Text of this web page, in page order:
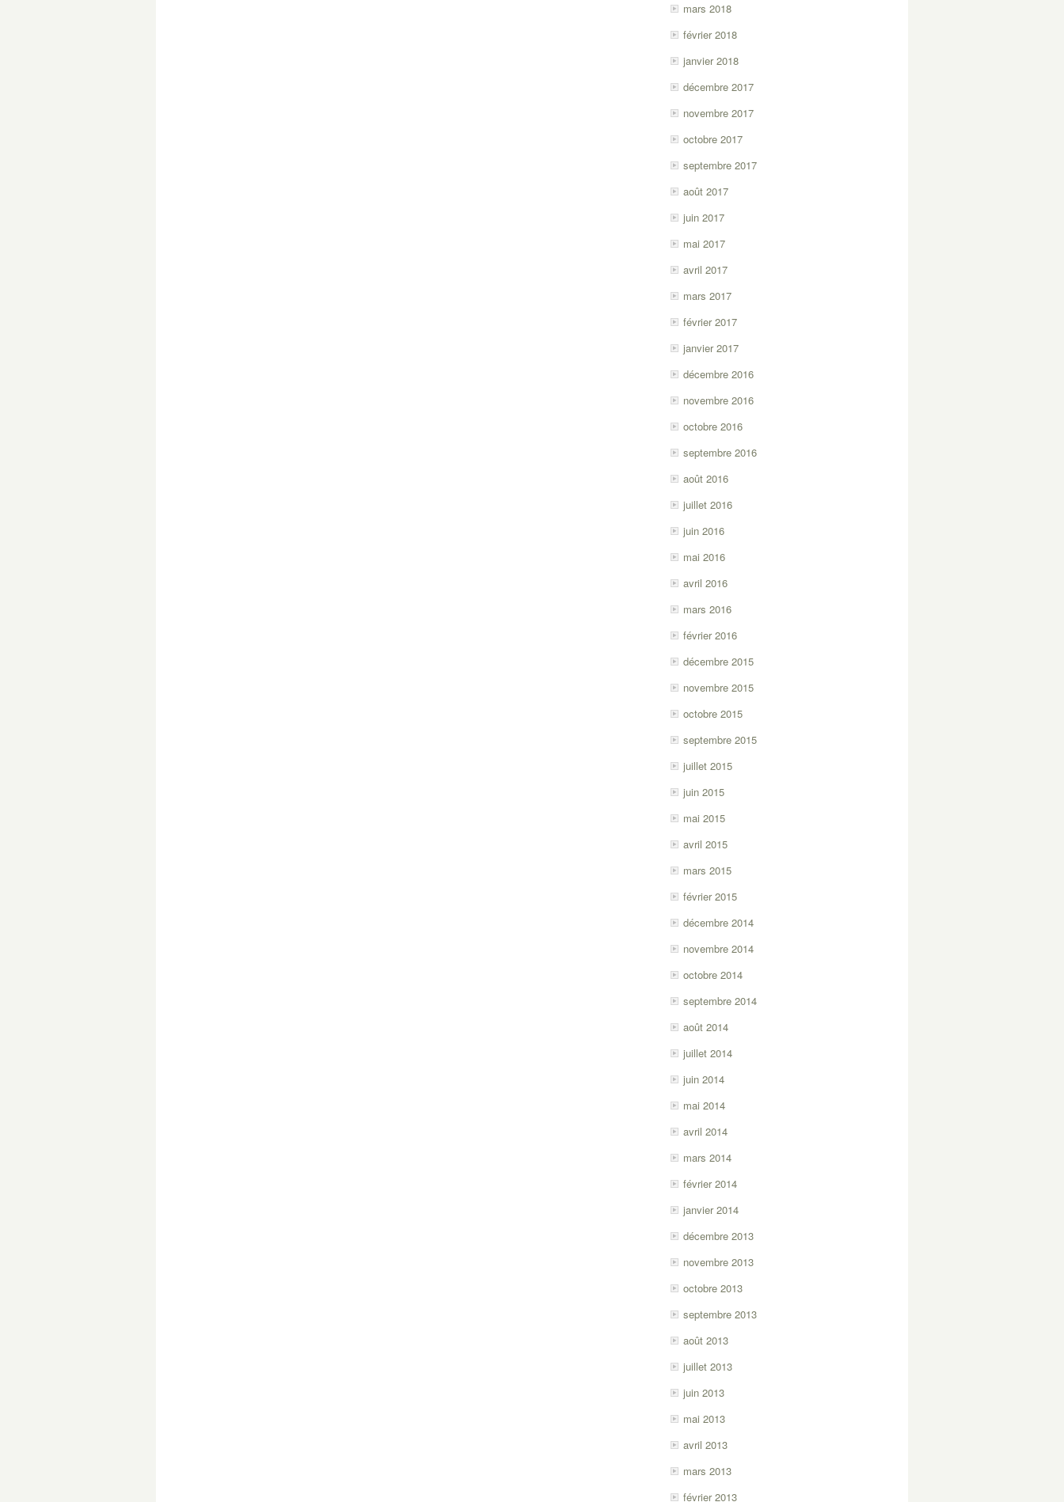
mars 2018
février 2018
janvier 2018
décembre 2017
novembre 2017
octobre 2017
septembre 2017
août 2017
juin 2017
mai 2017
avril 2017
mars 2017
février 2017
janvier 2017
décembre 2016
novembre 2016
octobre 2016
septembre 2016
août 2016
juillet 2016
juin 2016
mai 2016
avril 2016
mars 2016
février 2016
décembre 2015
novembre 2015
octobre 2015
septembre 2015
juillet 2015
juin 2015
mai 2015
avril 2015
mars 2015
février 2015
décembre 2014
novembre 2014
octobre 2014
septembre 2014
août 2014
juillet 2014
juin 2014
mai 2014
avril 2014
mars 2014
février 2014
janvier 2014
décembre 2013
novembre 2013
octobre 2013
septembre 2013
août 2013
juillet 2013
juin 2013
mai 2013
avril 2013
mars 2013
février 2013